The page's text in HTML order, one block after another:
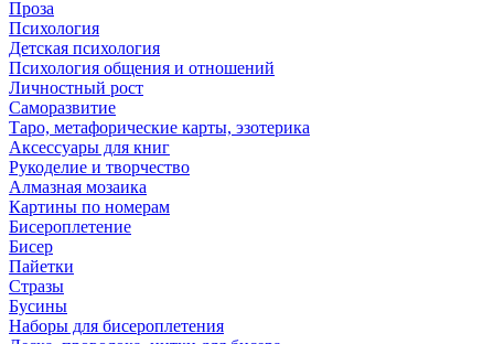
Проза
Психология
Детская психология
Психология общения и отношений
Личностный рост
Саморазвитие
Таро, метафорические карты, эзотерика
Аксессуары для книг
Рукоделие и творчество
Алмазная мозаика
Картины по номерам
Бисероплетение
Бисер
Пайетки
Стразы
Бусины
Наборы для бисероплетения